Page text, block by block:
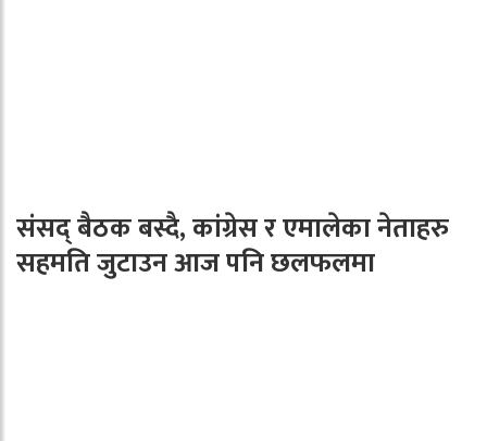
संसद् बैठक बस्दै, कांग्रेस र एमालेका नेताहरु
सहमति जुटाउन आज पनि छलफलमा